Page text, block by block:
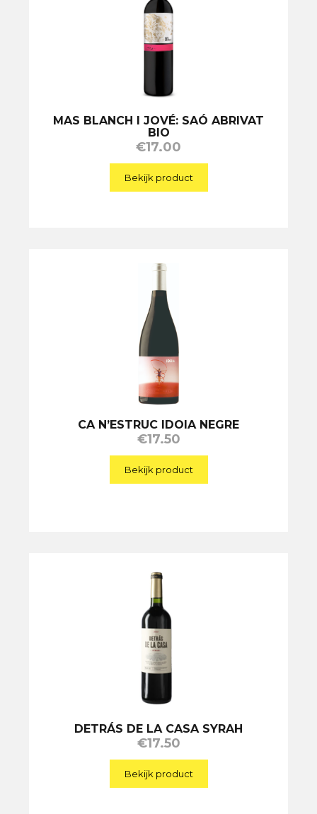
MAS BLANCH I JOVÉ: SAÓ ABRIVAT
BIO
€17.00
Bekijk product
CA N’ESTRUC IDOIA NEGRE
€17.50
Bekijk product
DETRÁS DE LA CASA SYRAH
€17.50
Bekijk product